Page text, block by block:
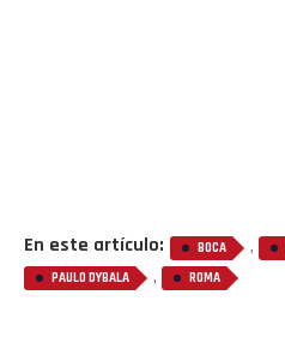
En este artículo: BOCA ,
PAULO DYBALA , ROMA